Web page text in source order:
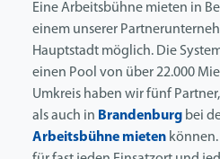
Eine Arbeitsbühne mieten in
einem unserer
Hauptstadt möglich. Die
einen Pool von über 22.000
Umkreis haben wir fünf
als auch in Brandenburg bei
Arbeitsbühne mieten